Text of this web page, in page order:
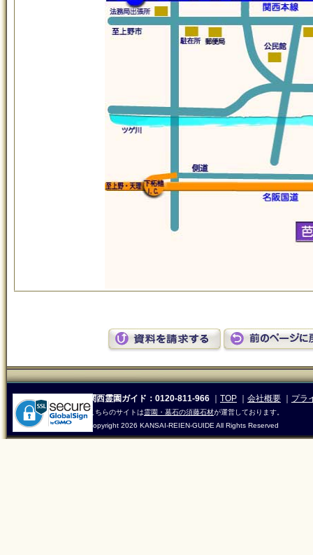
関西霊園ガイド：0120-811-966 TOP 会社概要 プラ
こちらのサイトは霊園・墓石の須藤石材が運営しております。
Copyright 2026 KANSAI-REIEN-GUIDE All Rights Reserved